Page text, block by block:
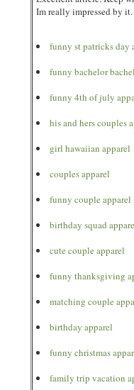
Im really impressed by it.
funny st patricks day
funny bachelor
funny 4th of july
his and hers couples
girl hawaiian apparel
couples apparel
funny couple apparel
birthday squad
cute couple apparel
funny thanksgiving
matching couple
birthday apparel
funny christmas
family trip vacation